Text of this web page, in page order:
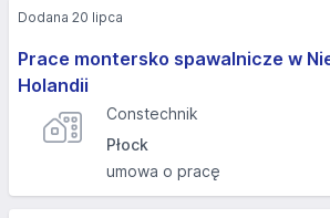
Prace montersko spawalnicze w
Holandii
Constechnik
Płock
umowa o pracę
Dodana 20 lipca